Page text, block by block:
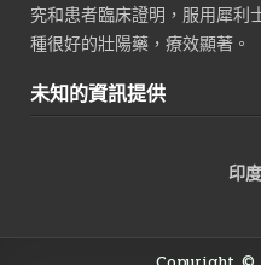
究和患者臨床證明，服用犀利
種很好的壯陽藥，療效顯著。
未知的資訊提供
印